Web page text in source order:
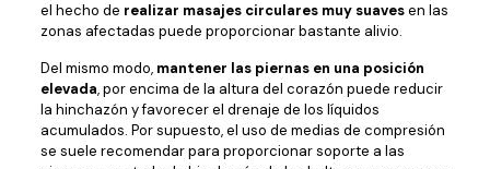
el hecho de realizar masajes circulares muy suavesen las
zonas afectadas puede proporcionar bastante alivio.
Del mismo modo, mantener las piernas en una posición
elevada, por encima de la altura del corazón puede reducir
la hinchazón y favorecer el drenaje de los líquidos
acumulados. Por supuesto, el uso de medias de compresión
se suele recomendar para proporcionar soporte a las